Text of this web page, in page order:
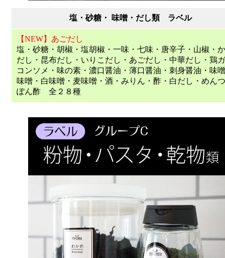
塩・砂糖・ 味噌・だし類 ラベル
【NEW】あごだし
塩・砂糖・胡椒・塩胡椒・一味・七味・唐辛子・山椒・
だし・昆布だし・いりこだし・あごだし・中華だし・鶏
コンソメ・味の素・濃口醤油・薄口醤油・刺身醤油・味
味噌・白味噌・麦味噌・酒・みりん・酢・白だし・めん
ぽん酢 全２８種